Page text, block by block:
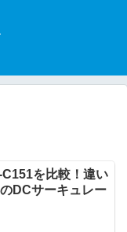
を比較！違い
DCサーキュレー